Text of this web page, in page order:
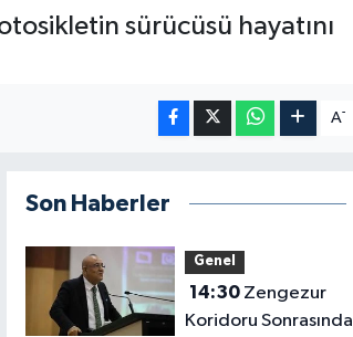
sürücüsü hayatını
A-
Son Haberler
Genel
14:30Zengezur
Koridoru Sonrasında